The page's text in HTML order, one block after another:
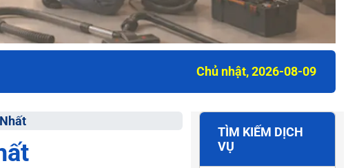
Chủ nhật, 2026-08-09
TÌM KIẾM DỊCH
VỤ